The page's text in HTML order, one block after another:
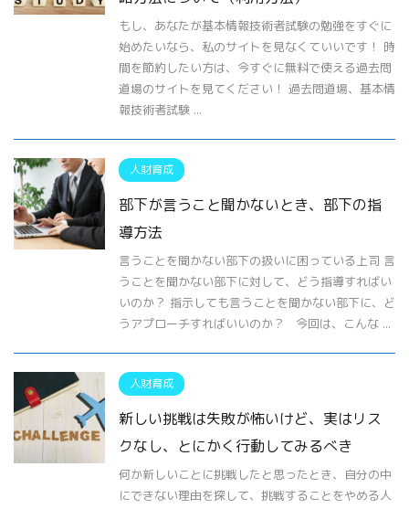
もし、あなたが基本情報技術者試験の勉強をすぐに
始めたいなら、私のサイトを見なくていいです！ 時
間を節約したい方は、今すぐに無料で使える過去問
道場のサイトを見てください！ 過去問道場、基本情
報技術者試験 ...
人財育成
部下が言うこと聞かないとき、部下の指
導方法
言うことを聞かない部下の扱いに困っている上司 言
うことを聞かない部下に対して、どう指導すればい
いのか？ 指示しても言うことを聞かない部下に、ど
うアプローチすればいいのか？ 今回は、こんな ...
人財育成
新しい挑戦は失敗が怖いけど、実はリス
クなし、とにかく行動してみるべき
何か新しいことに挑戦したと思ったとき、自分の中
にできない理由を探して、挑戦することをやめる人